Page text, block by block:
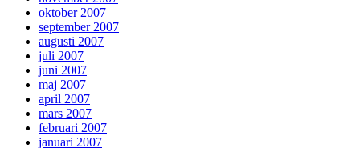
oktober 2007
september 2007
augusti 2007
juli 2007
juni 2007
maj 2007
april 2007
mars 2007
februari 2007
januari 2007